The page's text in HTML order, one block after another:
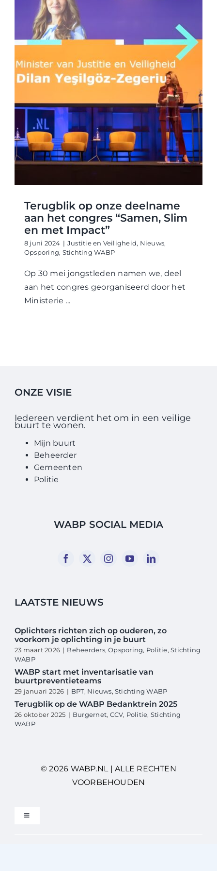
Contact
Terugblik op onze deelname
aan het congres “Samen, Slim
en met Impact”
8 juni 2024 | Justitie en Veiligheid, Nieuws,
Opsporing, Stichting WABP
Op 30 mei jongstleden namen we, deel
aan het congres georganiseerd door het
Ministerie ...
ONZE VISIE
Iedereen verdient het om in een veilige
buurt te wonen.
Mijn buurt
Beheerder
Gemeenten
Politie
WABP SOCIAL MEDIA
LAATSTE NIEUWS
Oplichters richten zich op ouderen, zo
voorkom je oplichting in je buurt
23 maart 2026 | Beheerders,Opsporing, Politie,Stichting
WABP
WABP start met inventarisatie van
buurtpreventieteams
29 januari 2026 | BPT, Nieuws, Stichting WABP
Terugblik op de WABP Bedanktrein 2025
26 oktober 2025 | Burgernet, CCV, Politie, Stichting
WABP
© 2026 WABP.NL | ALLE RECHTEN
VOORBEHOUDEN
Toggle